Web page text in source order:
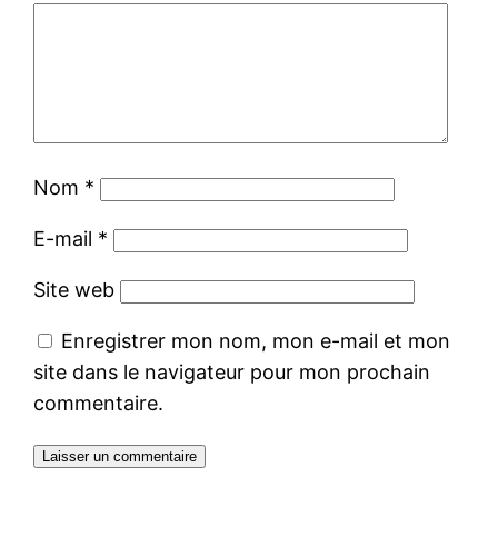
Nom *
E-mail *
Site web
Enregistrer mon nom, mon e-mail et mon
site dans le navigateur pour mon prochain
commentaire.